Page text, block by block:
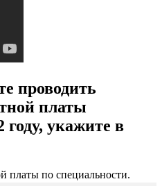
проводить
платы
году, укажите в
платы по специальности.